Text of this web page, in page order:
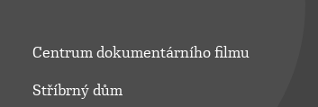
Centrum dokumentárního filmu
Stříbrný dům